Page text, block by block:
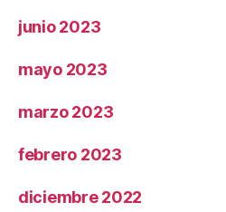
junio 2023
mayo 2023
marzo 2023
febrero 2023
diciembre 2022